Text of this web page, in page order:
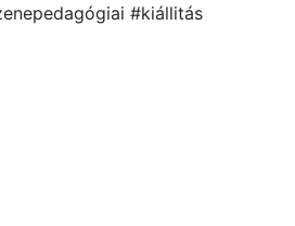
#kiállitás